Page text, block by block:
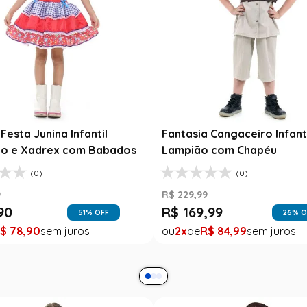
Junina Bebê Menina
Rosa Floral com Renda
47 % OFF
99, 99
Saia Infantil Festa Junina
Xadrez Preto com Girassol
R$ 129,99
R$ 78,90
1 R$ 78, 90